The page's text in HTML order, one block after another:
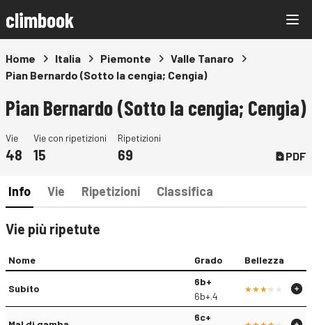
climbook
Home Italia Piemonte
Valle Tanaro
Pian Bernardo (Sotto la cengia; Cengia)
Pian Bernardo (Sotto la cengia; Cengia)
Vie
48
Vie con ripetizioni
15
Ripetizioni
69 PDF
Info Vie Ripetizioni Classifica
Vie più ripetute
Nome Grado Bellezza
Subito
6b+
6b+.4
6c+